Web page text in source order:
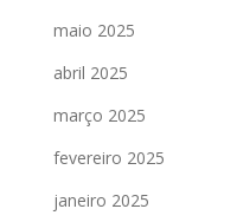
maio 2025
abril 2025
março 2025
fevereiro 2025
janeiro 2025